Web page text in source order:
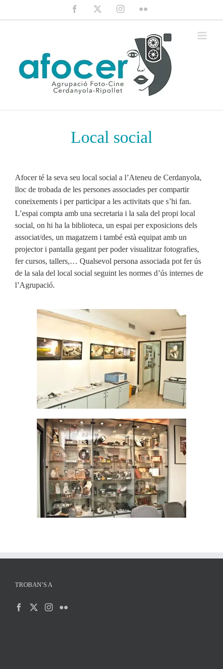
Facebook InstagramFlickr
Local social
Afocer té la seva seu local social a l’Ateneu de Cerdanyola,
lloc de trobada de les persones associades per compartir
coneixements i per participar a les activitats que s’hi fan.
L’espai compta amb una secretaria i la sala del propi local
social, on hi ha la biblioteca, un espai per exposicions dels
associat/des, un magatzem i també està equipat amb un
projector i pantalla gegant per poder visualitzar fotografies,
fer cursos, tallers,… Qualsevol persona associada pot fer ús
de la sala del local social seguint les normes d’ús internes de
l’Agrupació.
TROBAN’S A